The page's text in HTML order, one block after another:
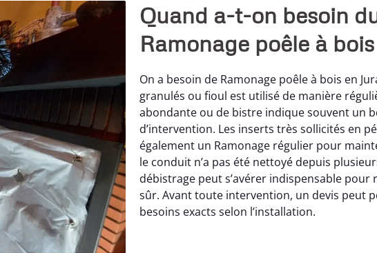
Quand a-t-on besoin
Ramonage poêle à bois
On a besoin de Ramonage poêle à bois en
granulés ou fioul est utilisé de manière
abondante ou de bistre indique souvent un
d’intervention. Les inserts très sollicités en
également un Ramonage régulier pour
le conduit n’a pas été nettoyé depuis
débistrage peut s’avérer indispensable
sûr. Avant toute intervention, un devis peut
besoins exacts selon l’installation.